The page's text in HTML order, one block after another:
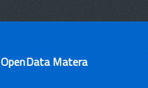
OpenData Matera